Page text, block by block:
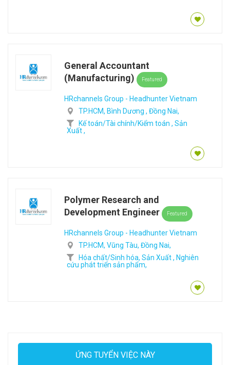
General Accountant
(Manufacturing)
Featured
HRchannels Group - Headhunter Vietnam
TP.HCM, Bình Dương , Đồng Nai,
Kế toán/Tài chính/Kiểm toán , Sản
Xuất ,
Polymer Research and
Development Engineer
Featured
HRchannels Group - Headhunter Vietnam
TP.HCM, Vũng Tàu, Đồng Nai,
Hóa chất/Sinh hóa, Sản Xuất , Nghiên
cứu phát triển sản phẩm,
ỨNG TUYỂN VIỆC NÀY